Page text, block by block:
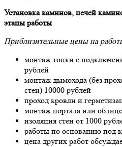
Установка каминов, печей
этапы работы
Приблизительные цены на
монтаж топки с
рублей
монтаж дымохода (без
стен) 10000 рублей
проход кровли и
монтаж портала или
изоляция стен от 1000
работы по основанию под
цена других работ